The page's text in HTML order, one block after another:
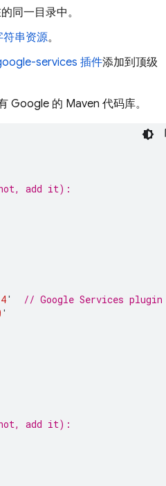
同一目录中。
串资源。
services 插件添加到顶级
Google 的 Maven 代码库。
add it):
'
// Google Services plugin
'
add it):